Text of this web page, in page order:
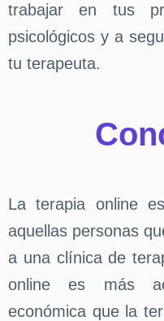
trabajar en tus
psicológicos y a
tu terapeuta.
La terapia online
aquellas personas
a una clínica de
online es más
económica que la